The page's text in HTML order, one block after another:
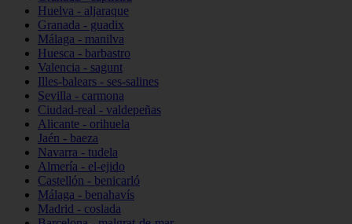
Huelva - aljaraque
Granada - guadix
Málaga - manilva
Huesca - barbastro
Valencia - sagunt
Illes-balears - ses-salines
Sevilla - carmona
Ciudad-real - valdepeñas
Alicante - orihuela
Jaén - baeza
Navarra - tudela
Almería - el-ejido
Castellón - benicarló
Málaga - benahavís
Madrid - coslada